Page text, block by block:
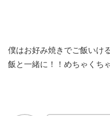
僕はお好み焼きでご飯いけ
飯と一緒に！！めちゃくち